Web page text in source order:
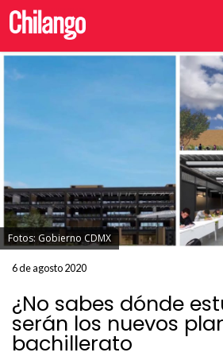
Fotos: Gobierno CDMX
6 de agosto 2020
¿No sabes dónde
serán los nuevos
bachillerato